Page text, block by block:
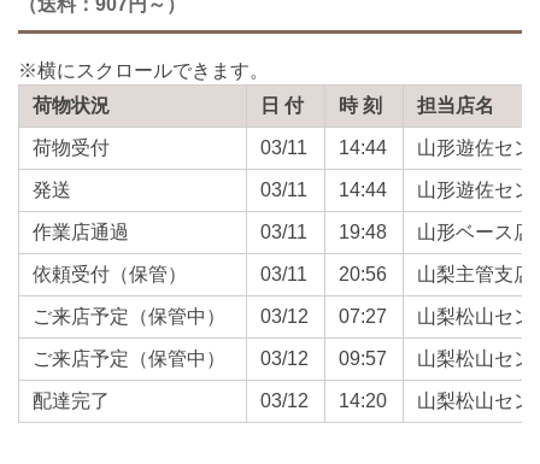
（送料：907円～）
荷物状況 日 付 時 刻 担当店名
荷物受付 03/11 14:44 山形遊佐セン
発送 03/11 14:44 山形遊佐セン
作業店通過 03/11 19:48 山形ベース店
依頼受付（保管） 03/11 20:56 山梨主管支店
ご来店予定（保管中） 03/12 07:27 山梨松山セン
ご来店予定（保管中） 03/12 09:57 山梨松山セン
配達完了 03/12 14:20 山梨松山セン